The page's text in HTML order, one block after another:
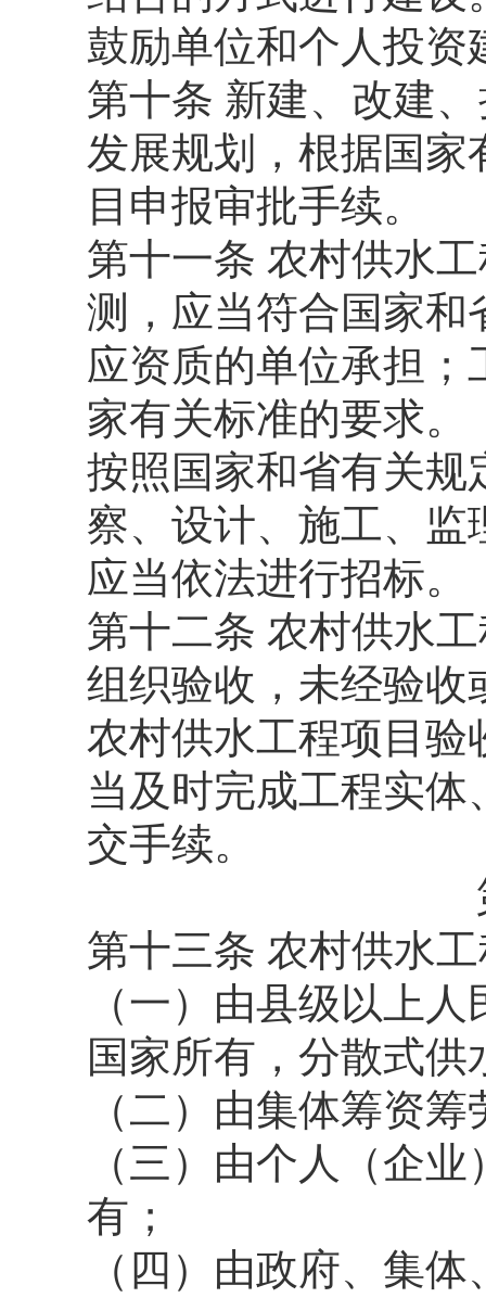
鼓励单位和个人投资
第十条 新建、改建
发展规划，根据国
目申报审批手续。
第十一条 农村供水
测，应当符合国家和
应资质的单位承担
家有关标准的要求。
按照国家和省有关规
察、设计、施工、
应当依法进行招标。
第十二条 农村供水
组织验收，未经验收
农村供水工程项目验
当及时完成工程实
交手续。
第十三条 农村供水
（一）由县级以上
国家所有，分散式
（二）由集体筹资
（三）由个人（企
有；
（四）由政府、集